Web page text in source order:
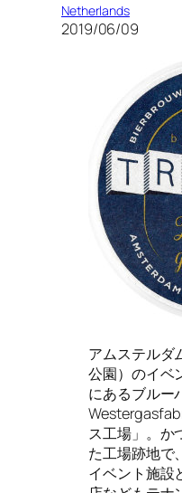
Netherlands
2019/06/09
アムステルダ
公園）のイベ
にあるブルー
ス工場」。か
た工場跡地で
イベント施設